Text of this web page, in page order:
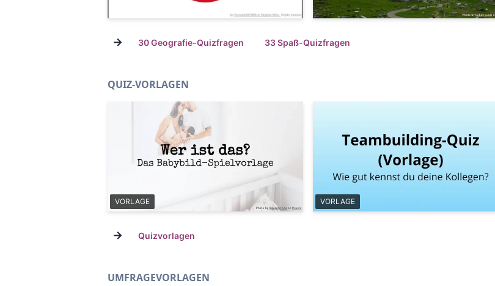
→ 30 Geografie-Quizfragen 33 Spaß-Quizfragen
QUIZ-VORLAGEN
VORLAGE VORLAGE
→ Quizvorlagen
UMFRAGEVORLAGEN